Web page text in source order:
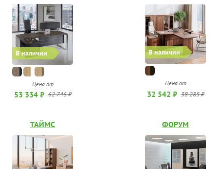
В наличии
Цена от
53 334 ₽ 62 746 ₽
В наличии
Цена от
32 542 ₽ 38 285 ₽
ТАЙМС ФОРУМ